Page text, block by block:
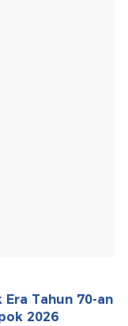
Tahun 70-an
2026